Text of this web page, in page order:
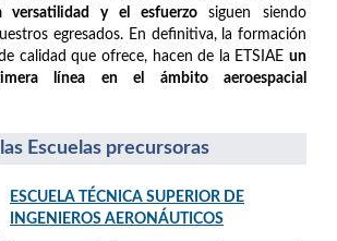
versatilidad y el esfuerzosiguen siendo
egresados. En definitiva, la formación
calidad que ofrece, hacen de la ETSIAE un
línea en el ámbito aeroespacial
Escuelas precursoras
ESCUELA TÉCNICA SUPERIOR DE
INGENIEROS AERONÁUTICOS